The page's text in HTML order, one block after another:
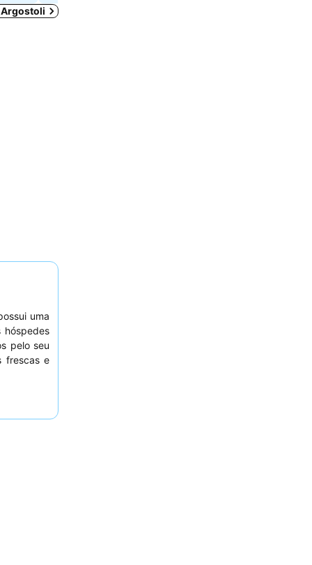
Argostoli
uma
hóspedes
pelo seu
frescas e